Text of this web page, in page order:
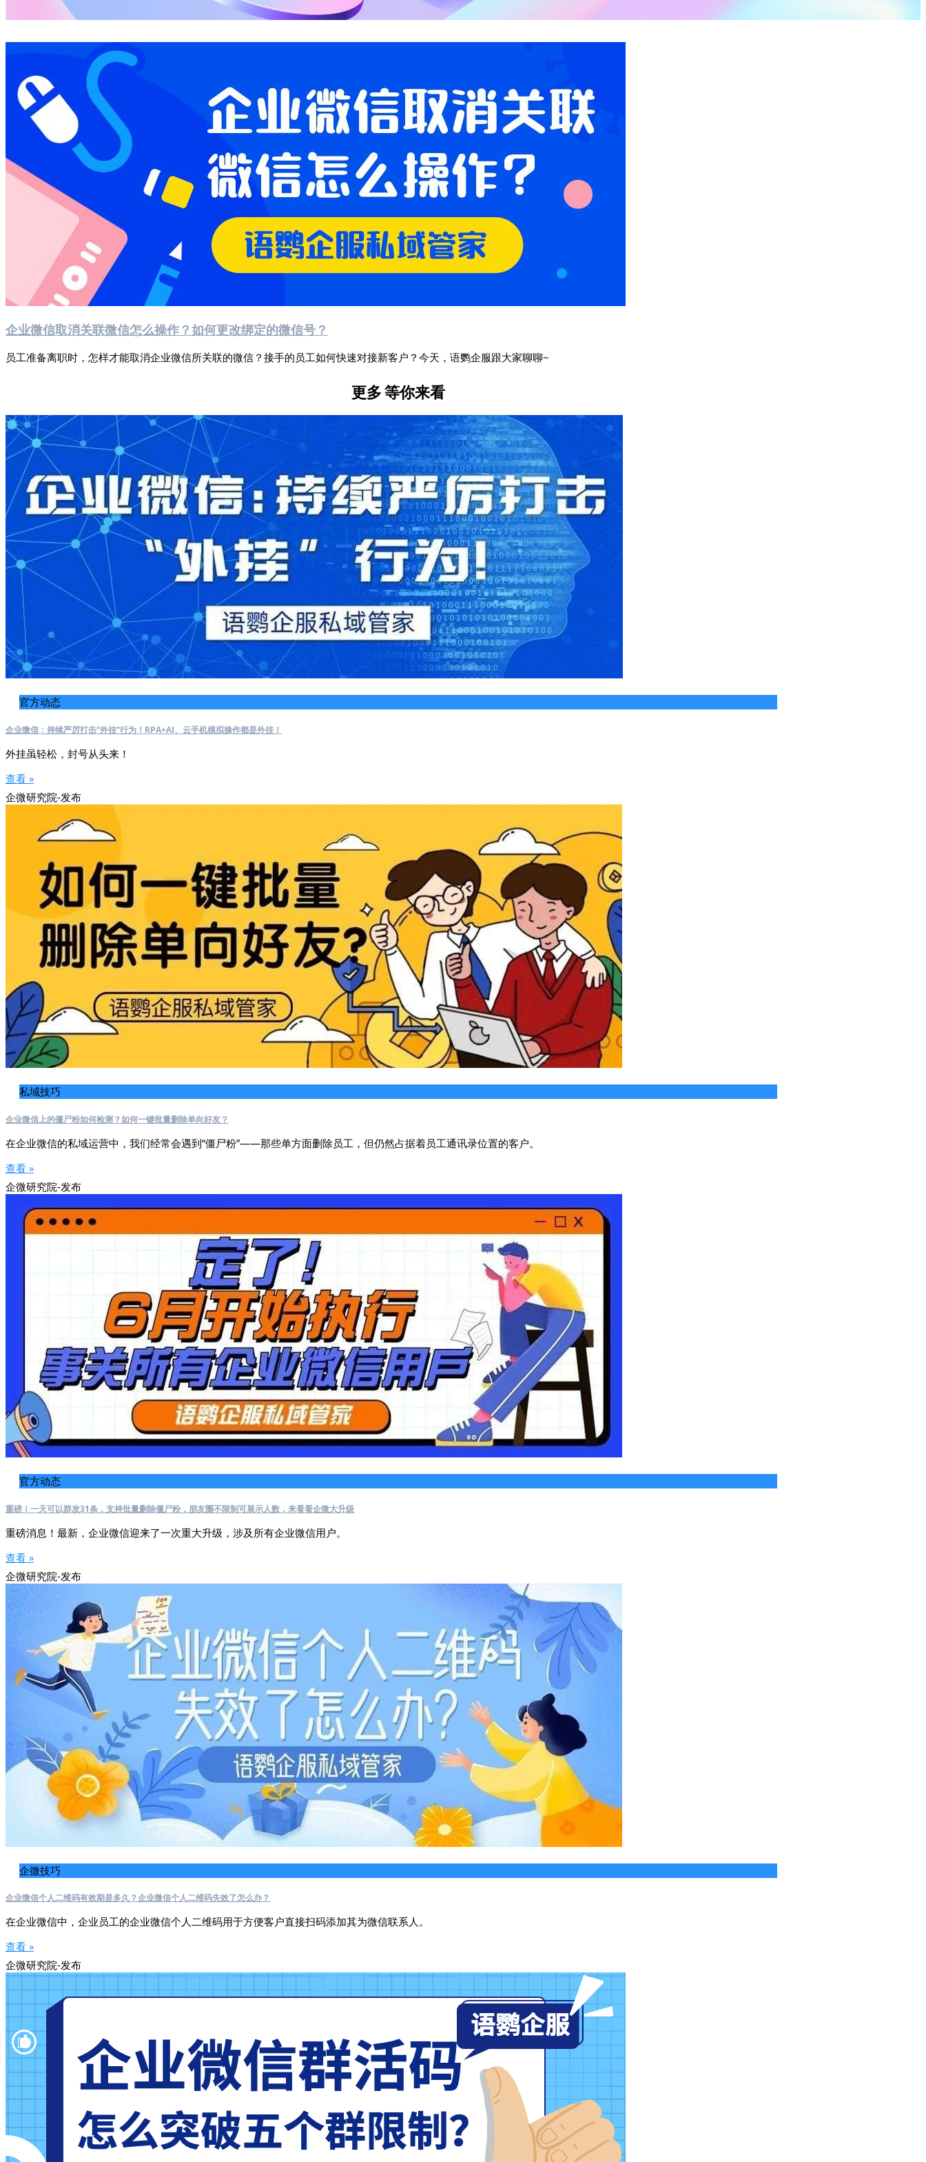
企业微信取消关联微信怎么操作？如何更改绑定的微信号？
员工准备离职时，怎样才能取消企业微信所关联的微信？接手的员工如何快速对接新客户？今天，语鹦企服跟大家聊聊~
更多等你来看
官方动态
企业微信：持续严厉打击“外挂”行为！RPA+AI、云手机模拟操作都是外挂！
外挂虽轻松，封号从头来！
查看 »
企微研究院-发布
私域技巧
企业微信上的僵尸粉如何检测？如何一键批量删除单向好友？
在企业微信的私域运营中，我们经常会遇到“僵尸粉”——那些单方面删除员工，但仍然占据着员工通讯录位置的客户。
查看 »
企微研究院-发布
官方动态
重磅！一天可以群发31条，支持批量删除僵尸粉，朋友圈不限制可展示人数，来看看企微大升级
重磅消息！最新，企业微信迎来了一次重大升级，涉及所有企业微信用户。
查看 »
企微研究院-发布
企微技巧
企业微信个人二维码有效期是多久？企业微信个人二维码失效了怎么办？
在企业微信中，企业员工的企业微信个人二维码用于方便客户直接扫码添加其为微信联系人。
查看 »
企微研究院-发布